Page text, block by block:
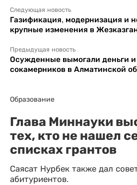
Следующая новость
Газификация, модернизация и
крупные изменения в
Предыдущая новость
Осужденные вымогали деньги и
сокамерников в Алматинской
Образование
Глава Миннауки
тех, кто не нашел
списках грантов
Саясат Нурбек также дал
абитуриентов.